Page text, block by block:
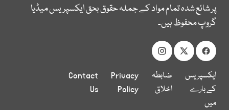
پر شائع شدہ تمام مواد کے جملہ حقوق بحق ایکسپریس میڈیا
گروپ محفوظ ہیں۔
ایکسپریس
کے بارے
میں
ضابطہ
اخلاق
Privacy
Policy
Contact
Us